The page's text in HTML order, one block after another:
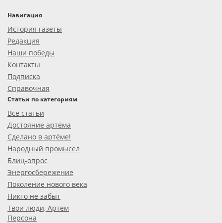
Навигация
История газеты
Редакция
Наши победы
Контакты
Подписка
Справочная
Статьи по категориям
Все статьи
Достояние артёма
Сделано в артёме!
Народный промысел
Блиц-опрос
Энергосбережение
Поколение нового века
Никто не забыт
Твои люди, Артем
Персона